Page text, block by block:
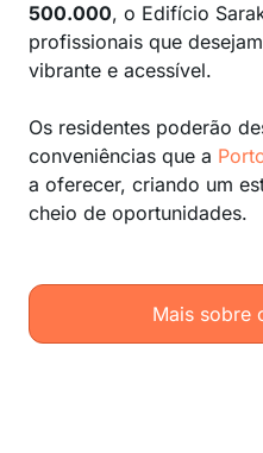
500.000, o Edifício
profissionais que
vibrante e acessível.
Os residentes poderão
conveniências que a
a oferecer, criando um
cheio de oportunidades.
Mais sobre